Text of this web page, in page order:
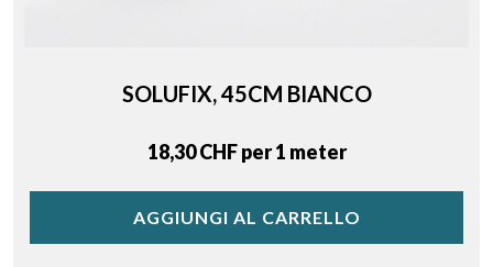
SOLUFIX, 45CM BIANCO
Price
18,30 CHF per 1 meter
AGGIUNGI AL CARRELLO